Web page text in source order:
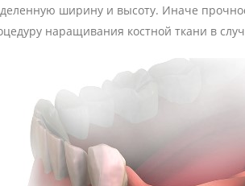
ширину и высоту. Иначе
наращивания костной ткани в